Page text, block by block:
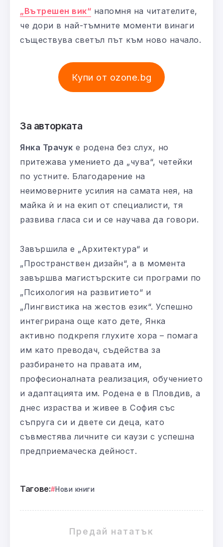
„Вътрешен вик“ напомня на читателите,
че дори в най-тъмните моменти винаги
съществува светъл път към ново начало.
Купи от ozone.bg
За авторката
Янка Трачук е родена без слух, но
притежава умението да „чува“, четейки
по устните. Благодарение на
неимоверните усилия на самата нея, на
майка ѝ и на екип от специалисти, тя
развива гласа си и се научава да говори.
Завършила е „Архитектура“ и
„Пространствен дизайн“, а в момента
завършва магистърските си програми по
„Психология на развитието“ и
„Лингвистика на жестов език“. Успешно
интегрирана още като дете, Янка
активно подкрепя глухите хора – помага
им като преводач, съдейства за
разбирането на правата им,
професионалната реализация, обучението
и адаптацията им. Родена е в Пловдив, а
днес израства и живее в София със
съпруга си и двете си деца, като
съвместява личните си каузи с успешна
предприемаческа дейност.
Тагове: Нови книги
Предай нататък